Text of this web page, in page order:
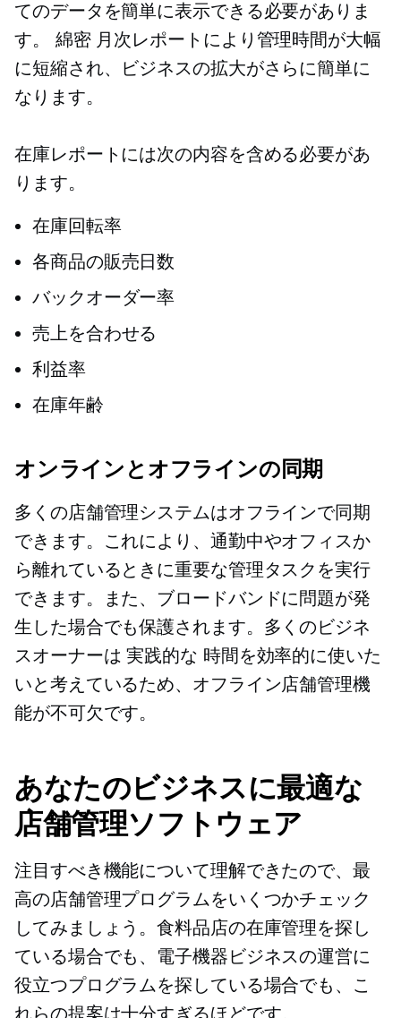
てのデータを簡単に表示できる必要がありま
す。 綿密月次レポートにより管理時間が大幅
に短縮され、ビジネスの拡大がさらに簡単に
なります。
在庫レポートには次の内容を含める必要があ
ります。
在庫回転率
各商品の販売日数
バックオーダー率
売上を合わせる
利益率
在庫年齢
オンラインとオフラインの同期
多くの店舗管理システムはオフラインで同期
できます。これにより、通勤中やオフィスか
ら離れているときに重要な管理タスクを実行
できます。また、ブロードバンドに問題が発
生した場合でも保護されます。多くのビジネ
スオーナーは実践的な 時間を効率的に使いた
いと考えているため、オフライン店舗管理機
能が不可欠です。
あなたのビジネスに最適な
店舗管理ソフトウェア
注目すべき機能について理解できたので、最
高の店舗管理プログラムをいくつかチェック
してみましょう。食料品店の在庫管理を探し
ている場合でも、電子機器ビジネスの運営に
役立つプログラムを探している場合でも、こ
れらの提案は十分すぎるほどです。